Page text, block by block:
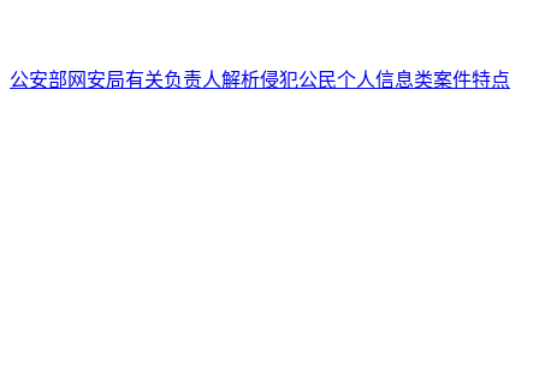
公安部网安局有关负责人解析侵犯公民个人信息类案件特点